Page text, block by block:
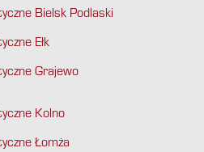
Bielsk Podlaski
Ełk
Grajewo
Kolno
Łomża